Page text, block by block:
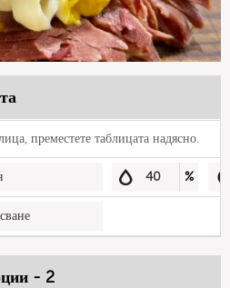
преместете таблицата надясно.
40 %
- 2